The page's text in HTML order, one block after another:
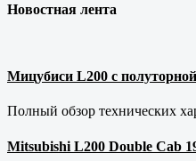
Новостная лента
Мицубиси L200 с
Полный обзор технических
Mitsubishi L200 Double Cab